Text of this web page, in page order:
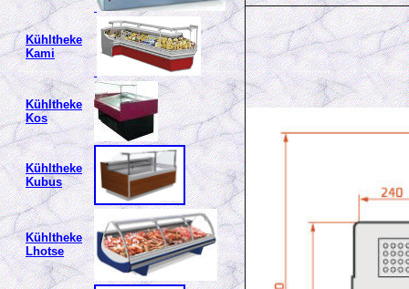
Kühltheke
Kami
Kühltheke
Kos
Kühltheke
Kubus
Kühltheke
Lhotse